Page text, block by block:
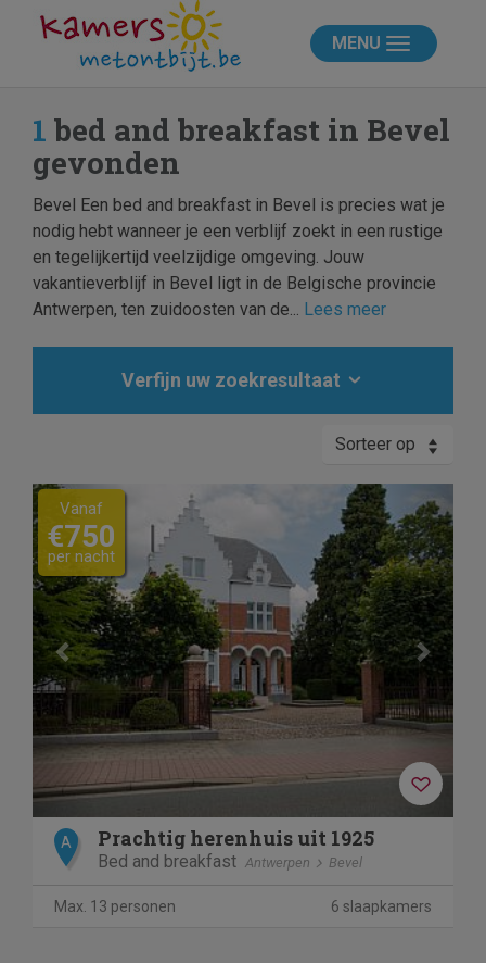
MENU
1 bed and breakfast in Bevel
gevonden
Bevel Een bed and breakfast in Bevel is precies wat je
nodig hebt wanneer je een verblijf zoekt in een rustige
en tegelijkertijd veelzijdige omgeving. Jouw
vakantieverblijf in Bevel ligt in de Belgische provincie
Antwerpen, ten zuidoosten van de... Lees meer
Verfijn uw zoekresultaat
Sorteer op
Previous Next
Vanaf
€750
per nacht
A Prachtig herenhuis uit 1925
Bed and breakfast Antwerpen Bevel
Max. 13 personen 6 slaapkamers